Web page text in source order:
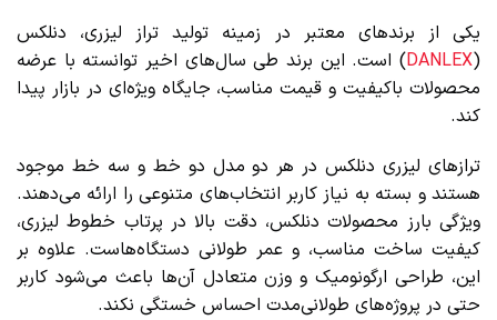
یکی از برندهای معتبر در زمینه تولید تراز لیزری، دنلکس
(
DANLEX) است. این برند طی سال‌های اخیر توانسته با عرضه
محصولات باکیفیت و قیمت مناسب، جایگاه ویژه‌ای در بازار پیدا
کند.
ترازهای لیزری دنلکس در هر دو مدل دو خط و سه خط موجود
هستند و بسته به نیاز کاربر انتخاب‌های متنوعی را ارائه می‌دهند.
ویژگی بارز محصولات دنلکس، دقت بالا در پرتاب خطوط لیزری،
کیفیت ساخت مناسب، و عمر طولانی دستگاه‌هاست. علاوه بر
این، طراحی ارگونومیک و وزن متعادل آن‌ها باعث می‌شود کاربر
حتی در پروژه‌های طولانی‌مدت احساس خستگی نکند.